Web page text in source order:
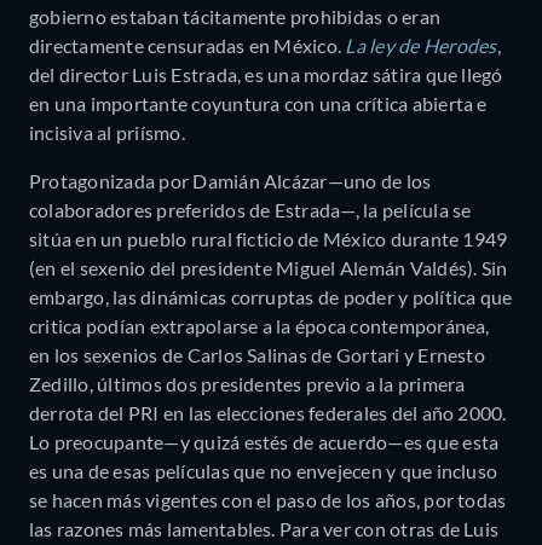
gobierno estaban tácitamente prohibidas o eran
directamente censuradas en México. La ley de Herodes,
del director Luis Estrada, es una mordaz sátira que llegó
en una importante coyuntura con una crítica abierta e
incisiva al priísmo.
Protagonizada por Damián Alcázar—uno de los
colaboradores preferidos de Estrada—, la película se
sitúa en un pueblo rural ficticio de México durante 1949
(en el sexenio del presidente Miguel Alemán Valdés). Sin
embargo, las dinámicas corruptas de poder y política que
critica podían extrapolarse a la época contemporánea,
en los sexenios de Carlos Salinas de Gortari y Ernesto
Zedillo, últimos dos presidentes previo a la primera
derrota del PRI en las elecciones federales del año 2000.
Lo preocupante—y quizá estés de acuerdo—es que esta
es una de esas películas que no envejecen y que incluso
se hacen más vigentes con el paso de los años, por todas
las razones más lamentables. Para ver con otras de Luis